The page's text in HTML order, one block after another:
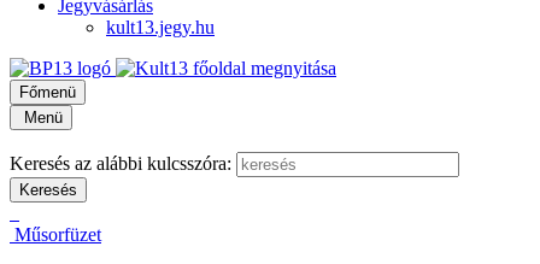
Jegyvásárlás
kult13.jegy.hu
Főmenü
Menü
Keresés az alábbi kulcsszóra:
Műsorfüzet